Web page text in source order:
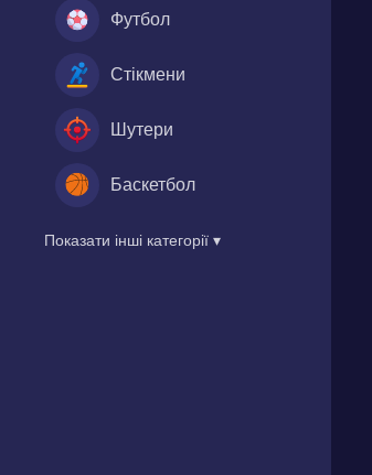
Футбол
Стікмени
Шутери
Баскетбол
Показати інші категорії ▾